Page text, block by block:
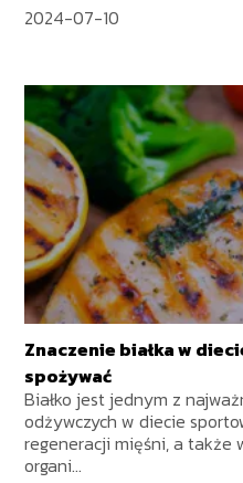
2024-07-10
Znaczenie białka w
spożywać
Białko jest jednym z
odżywczych w diecie
regeneracji mięśni, a także
organi...